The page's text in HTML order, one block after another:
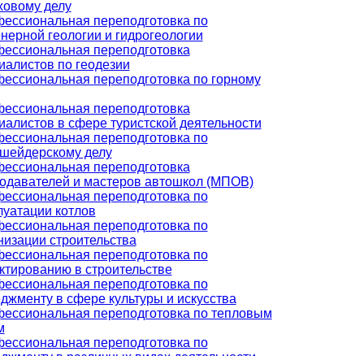
делу
переподготовка по
геологии и гидрогеологии
переподготовка
по геодезии
переподготовка по горному
переподготовка
в сфере туристской деятельности
переподготовка по
делу
переподготовка
и мастеров автошкол (МПОВ)
переподготовка по
котлов
переподготовка по
строительства
переподготовка по
в строительстве
переподготовка по
в сфере культуры и искусства
переподготовка по тепловым
переподготовка по